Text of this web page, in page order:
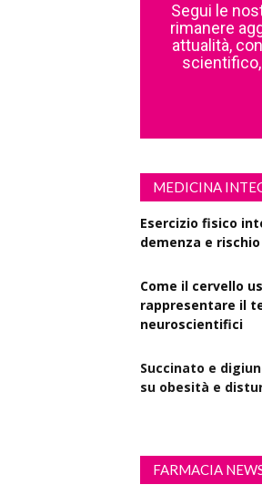
Segui le
rimanere
attualità,
MEDICINA
Esercizio fisico
demenza e
Come il cervello
rappresentare il
neuroscientifici
Succinato e
su obesità e
FARMACIA